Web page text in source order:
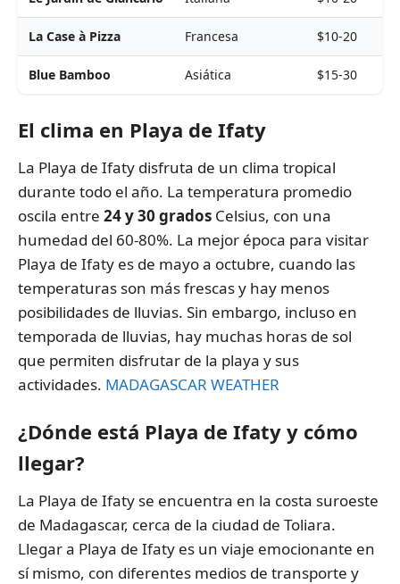
La Case à Pizza Francesa $10-20
Blue Bamboo Asiática $15-30
El clima en Playa de Ifaty
La Playa de Ifaty disfruta de un clima tropical
durante todo el año. La temperatura promedio
oscila entre 24 y 30 grados Celsius, con una
humedad del 60-80%. La mejor época para visitar
Playa de Ifaty es de mayo a octubre, cuando las
temperaturas son más frescas y hay menos
posibilidades de lluvias. Sin embargo, incluso en
temporada de lluvias, hay muchas horas de sol
que permiten disfrutar de la playa y sus
actividades. MADAGASCAR WEATHER
¿Dónde está Playa de Ifaty y cómo
llegar?
La Playa de Ifaty se encuentra en la costa suroeste
de Madagascar, cerca de la ciudad de Toliara.
Llegar a Playa de Ifaty es un viaje emocionante en
sí mismo, con diferentes medios de transporte y